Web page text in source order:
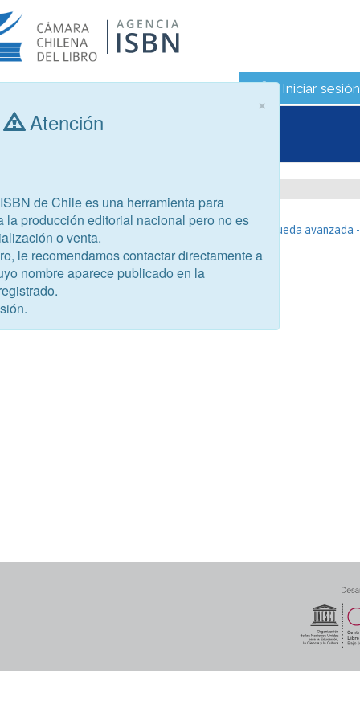
Iniciar sesión
libros
- Búsqueda avanzada -
×
Atención
de Chile es una herramienta para
la producción editorial nacional pero no es
o venta.
le recomendamos contactar directamente a
nombre aparece publicado en la